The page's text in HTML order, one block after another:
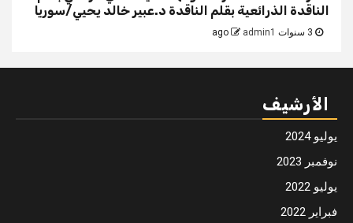
الناقدة الذرائعية بقلم الناقدة د.عبير خالد يحيي/سوريا
admin1
الأرشيف
يوليو 2024
نوفمبر 2023
يوليو 2022
فبراير 2022